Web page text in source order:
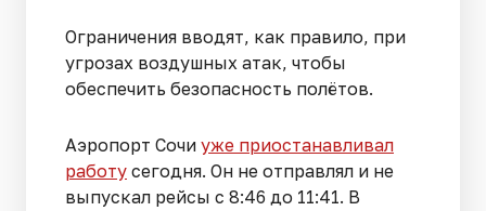
Ограничения вводят, как правило, при
угрозах воздушных атак, чтобы
обеспечить безопасность полётов.
Аэропорт Сочи уже приостанавливал
работу сегодня. Он не отправлял и не
выпускал рейсы с 8:46 до 11:41. В